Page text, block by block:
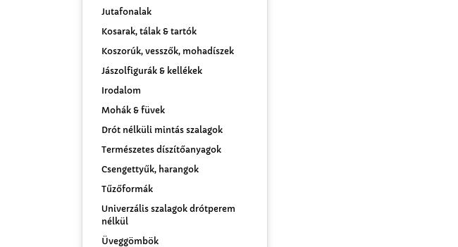
Jutafonalak
Kosarak, tálak & tartók
Koszorúk, vesszők, mohadíszek
Jászolfigurák & kellékek
Irodalom
Mohák & füvek
Drót nélküli mintás szalagok
Természetes díszítőanyagok
Csengettyűk, harangok
Tűzőformák
Univerzális szalagok drótperem
nélkül
Üveggömbök